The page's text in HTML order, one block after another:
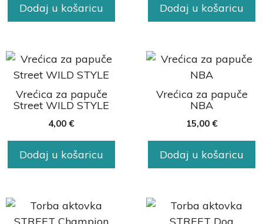
Dodaj u košaricu Dodaj u košaricu
Vrećica za papuče
Street WILD STYLE
4,00 €
Dodaj u košaricu
Vrećica za papuče
NBA
15,00 €
Dodaj u košaricu